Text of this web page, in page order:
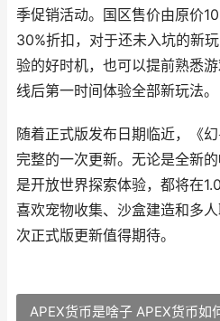
季促销活动。国区售价由原价
30%折扣，对于还未入坑的新
验的好时机，也可以提前熟悉
线后第一时间体验全部新玩法。
随着正式版发布日期临近，《
完整的一次更新。无论是全新
是开放世界探索体验，都将在
喜欢宠物收集、沙盒建造和多
次正式版更新值得期待。
APEX货币是啥子 APEX货币如